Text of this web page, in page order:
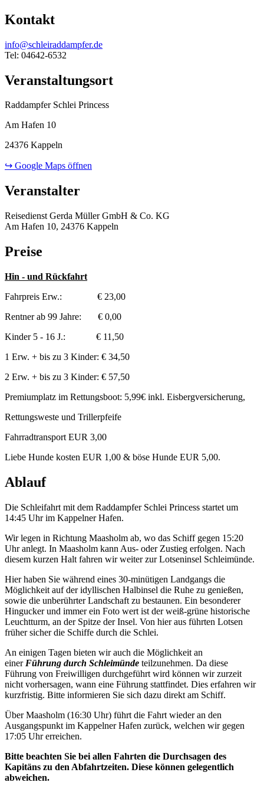
Kontakt
info@schleiraddampfer.de
Tel: 04642-6532
Veranstaltungsort
Raddampfer Schlei Princess
Am Hafen 10
24376 Kappeln
↪ Google Maps öffnen
Veranstalter
Reisedienst Gerda Müller GmbH & Co. KG
Am Hafen 10, 24376 Kappeln
Preise
Hin - und Rückfahrt
Fahrpreis Erw.: € 23,00
Rentner ab 99 Jahre: € 0,00
Kinder 5 - 16 J.: € 11,50
1 Erw. + bis zu 3 Kinder: € 34,50
2 Erw. + bis zu 3 Kinder: € 57,50
Premiumplatz im Rettungsboot: 5,99€ inkl. Eisbergversicherung,
Rettungsweste und Trillerpfeife
Fahrradtransport EUR 3,00
Liebe Hunde kosten EUR 1,00 & böse Hunde EUR 5,00.
Ablauf
Die Schleifahrt mit dem Raddampfer Schlei Princess startet um
14:45 Uhr im Kappelner Hafen.
Wir legen in Richtung Maasholm ab, wo das Schiff gegen 15:20
Uhr anlegt. In Maasholm kann Aus- oder Zustieg erfolgen. Nach
diesem kurzen Halt fahren wir weiter zur Lotseninsel Schleimünde.
Hier haben Sie während eines 30-minütigen Landgangs die
Möglichkeit auf der idyllischen Halbinsel die Ruhe zu genießen,
sowie die unberührter Landschaft zu bestaunen. Ein besonderer
Hingucker und immer ein Foto wert ist der weiß-grüne historische
Leuchtturm, an der Spitze der Insel. Von hier aus führten Lotsen
früher sicher die Schiffe durch die Schlei.
An einigen Tagen bieten wir auch die Möglichkeit an
einer Führung durch Schleimünde teilzunehmen. Da diese
Führung von Freiwilligen durchgeführt wird können wir zurzeit
nicht vorhersagen, wann eine Führung stattfindet. Dies erfahren wir
kurzfristig. Bitte informieren Sie sich dazu direkt am Schiff.
Über Maasholm (16:30 Uhr) führt die Fahrt wieder an den
Ausgangspunkt im Kappelner Hafen zurück, welchen wir gegen
17:05 Uhr erreichen.
Bitte beachten Sie bei allen Fahrten die Durchsagen des
Kapitäns zu den Abfahrtzeiten. Diese können gelegentlich
abweichen.